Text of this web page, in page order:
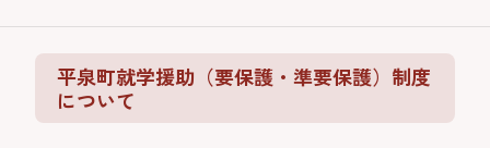
平泉町就学援助（要保護・準要保護）制度
について